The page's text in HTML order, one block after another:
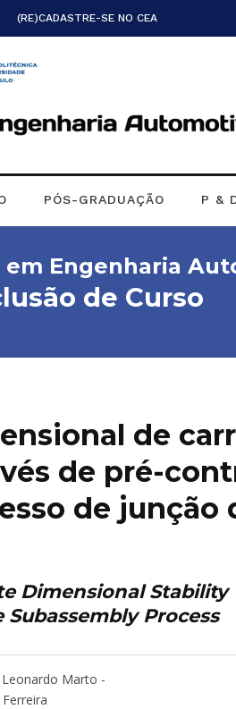
(RE)CADASTRE-SE NO CEA
PÓS-GRADUAÇÃO P &
Engenharia
de Curso
de
de pré-
de junção
Dimensional Stability
Process
Leonardo Marto -